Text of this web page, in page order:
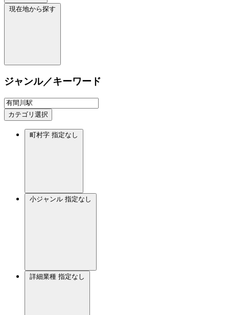
現在地から探す
ジャンル／キーワード
カテゴリ選択
町村字 指定なし
小ジャンル 指定なし
詳細業種 指定なし